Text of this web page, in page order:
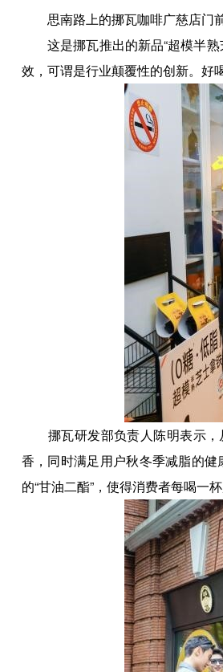
思南路上的挪瓦咖啡广慈店门前
这是挪瓦推出的新品“超模半熟
效，可谓是行业颠覆性的创新。好
挪瓦研发部负责人陈明表示，
香，同时满足用户秋冬季减脂的
的“甘油二酯”，使得消费者每喝一